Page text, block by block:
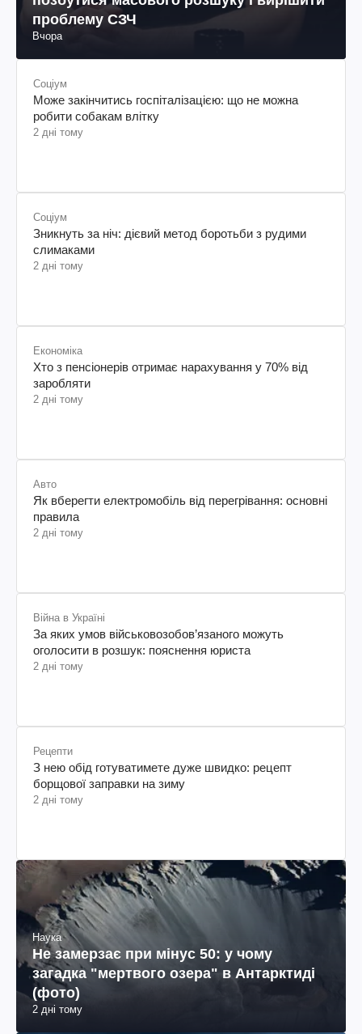
проблему СЗЧ
Вчора
Соціум
Може закінчитись госпіталізацією: що не можна
робити собакам влітку
2 дні тому
Соціум
Зникнуть за ніч: дієвий метод боротьби з рудими
слимаками
2 дні тому
Економіка
Хто з пенсіонерів отримає нарахування у 70% від
заробляти
2 дні тому
Авто
Як вберегти електромобіль від перегрівання: основні
правила
2 дні тому
Війна в Україні
За яких умов військовозобов’язаного можуть
оголосити в розшук: пояснення юриста
2 дні тому
Рецепти
З нею обід готуватимете дуже швидко: рецепт
борщової заправки на зиму
2 дні тому
Наука
Не замерзає при мінус 50: у чому
загадка "мертвого озера" в Антарктиді
(фото)
2 дні тому